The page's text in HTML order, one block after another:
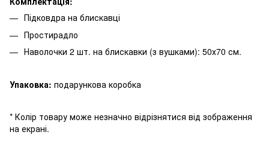
Підковдра на блискавці
Простирадло
Наволочки 2 шт. на блискавки (з вушками): 50х70 см.
Упаковка: подарункова коробка
* Колір товару може незначно відрізнятися від зображення
на екрані.